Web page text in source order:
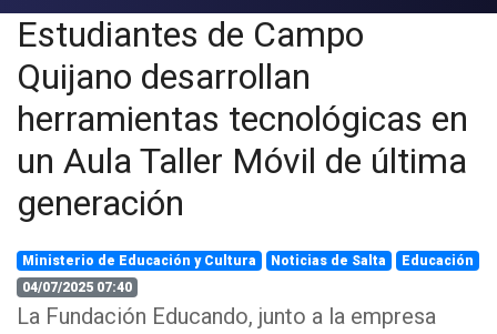
Estudiantes de Campo
Quijano desarrollan
herramientas tecnológicas en
un Aula Taller Móvil de última
generación
Ministerio de Educación y Cultura Noticias de Salta
Educación
04/07/2025 07:40
La Fundación Educando, junto a la empresa